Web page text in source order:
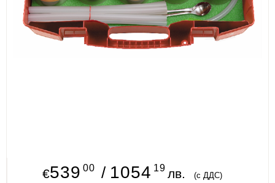
€539 00 / 1054 19 лв. (с ДДС)